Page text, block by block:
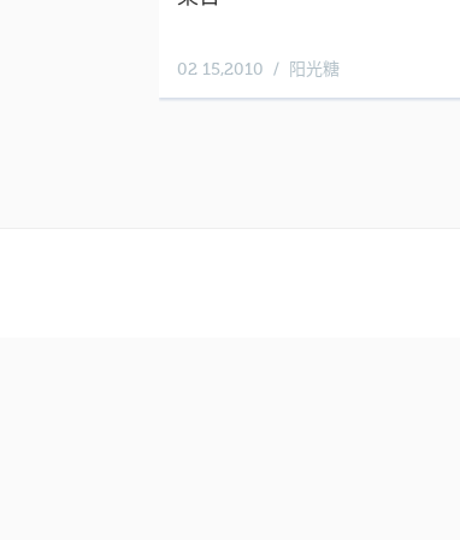
02 15,2010 阳光糖